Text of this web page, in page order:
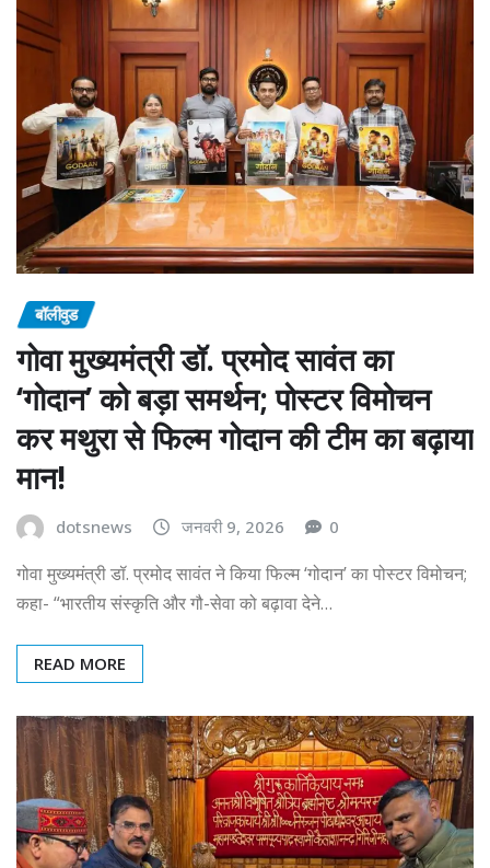
बॉलीवुड
गोवा मुख्यमंत्री डॉ. प्रमोद सावंत का
‘गोदान’ को बड़ा समर्थन; पोस्टर विमोचन
कर मथुरा से फिल्म गोदान की टीम का बढ़ाया
मान!
dotsnews जनवरी 9, 2026 0
गोवा मुख्यमंत्री डॉ. प्रमोद सावंत ने किया फिल्म ‘गोदान’ का पोस्टर विमोचन;
कहा- “भारतीय संस्कृति और गौ-सेवा को बढ़ावा देने…
READ MORE